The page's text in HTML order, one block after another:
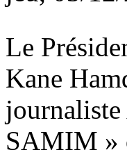
Le
Kane
SAMIM »